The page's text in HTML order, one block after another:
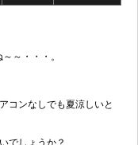
～・・・。
コンなしでも夏涼しいと
でしょうか？